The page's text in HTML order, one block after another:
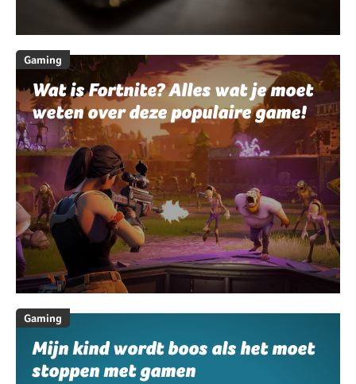
Gaming
Wat is Fortnite? Alles wat je moet
weten over deze populaire game!
Gaming
Mijn kind wordt boos als het moet
stoppen met gamen